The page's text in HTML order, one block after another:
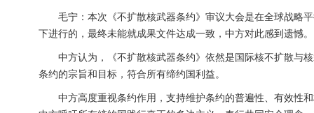
毛宁：本次《不扩散核武器条约》审议大会是在全球战略
下进行的，最终未能就成果文件达成一致，中方对此感到遗憾。
中方认为，《不扩散核武器条约》依然是国际核不扩散与
条约的宗旨和目标，符合所有缔约国利益。
中方高度重视条约作用，支持维护条约的普遍性、有效性